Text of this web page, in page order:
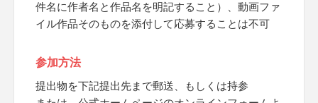
件名に作者名と作品名を明記すること）、動画ファ
イル作品そのものを添付して応募することは不可
参加方法
提出物を下記提出先まで郵送、もしくは持参